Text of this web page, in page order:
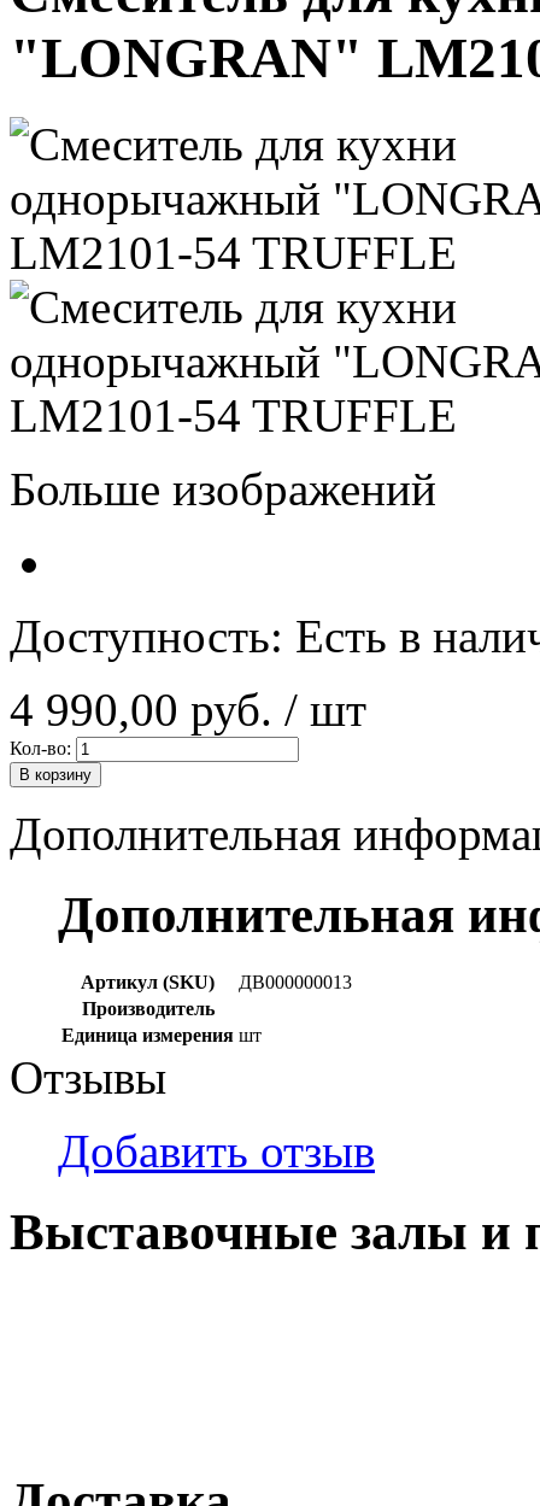
"LONGRAN"
Больше изображений
Доступность: Есть в
4 990,00 руб. / шт
Кол-во:
В корзину
Дополнительная
Дополнительная
Артикул (SKU)
ДВ000000013
Производитель
Единица измерения шт
Отзывы
Добавить отзыв
Выставочные залы и